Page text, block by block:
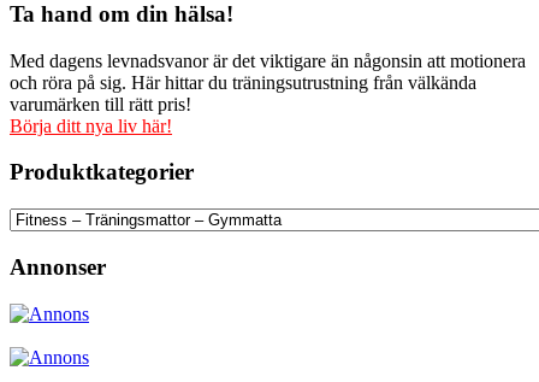
Ta hand om din hälsa!
Med dagens levnadsvanor är det viktigare än någonsin att motionera
och röra på sig. Här hittar du träningsutrustning från välkända
varumärken till rätt pris!
Börja ditt nya liv här!
Produktkategorier
Annonser